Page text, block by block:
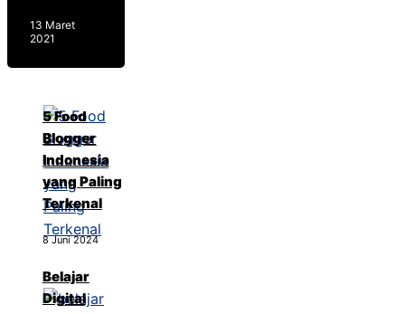
13 Maret
2021
5 Food
Blogger
Indonesia
yang Paling
Terkenal
8 Juni 2024
Belajar
Digital